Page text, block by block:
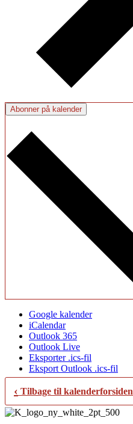
Abonner på kalender
Google kalender
iCalendar
Outlook 365
Outlook Live
Eksporter .ics-fil
Eksport Outlook .ics-fil
‹ Tilbage til kalenderforsiden